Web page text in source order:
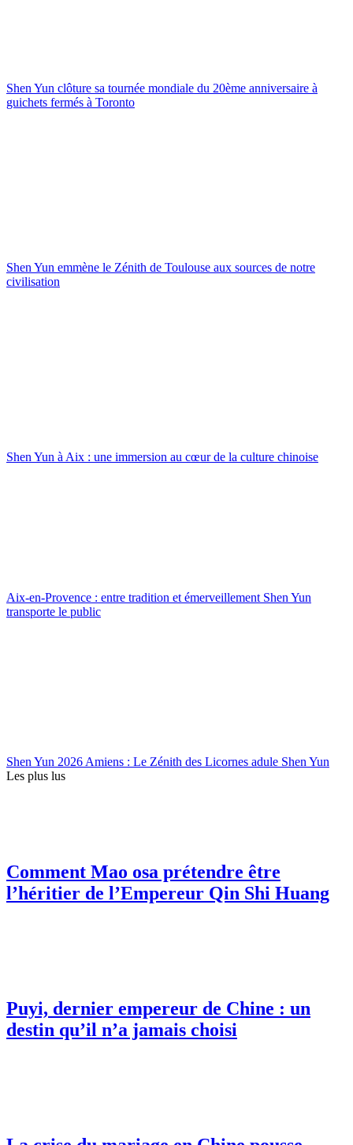
Shen Yun clôture sa tournée mondiale du 20ème anniversaire à
guichets fermés à Toronto
Shen Yun emmène le Zénith de Toulouse aux sources de notre
civilisation
Shen Yun à Aix : une immersion au cœur de la culture chinoise
Aix-en-Provence : entre tradition et émerveillement Shen Yun
transporte le public
Shen Yun 2026 Amiens : Le Zénith des Licornes adule Shen Yun
Les plus lus
Comment Mao osa prétendre être
l’héritier de l’Empereur Qin Shi Huang
Puyi, dernier empereur de Chine : un
destin qu’il n’a jamais choisi